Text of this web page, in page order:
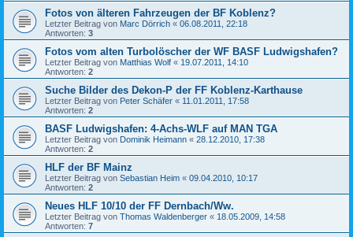
Fotos von älteren Fahrzeugen der BF Koblenz?
Letzter Beitrag von Marc Dörrich « 06.08.2011, 22:18
Antworten: 3
Fotos vom alten Turbolöscher der WF BASF Ludwigshafen?
Letzter Beitrag von Matthias Wolf « 19.07.2011, 14:10
Antworten: 2
Suche Bilder des Dekon-P der FF Koblenz-Karthause
Letzter Beitrag von Peter Schäfer « 11.01.2011, 17:58
Antworten: 2
BASF Ludwigshafen: 4-Achs-WLF auf MAN TGA
Letzter Beitrag von Dominik Heimann « 28.12.2010, 17:38
Antworten: 2
HLF der BF Mainz
Letzter Beitrag von Sebastian Heim « 09.04.2010, 10:17
Antworten: 2
Neues HLF 10/10 der FF Dernbach/Ww.
Letzter Beitrag von Thomas Waldenberger « 18.05.2009, 14:58
Antworten: 7